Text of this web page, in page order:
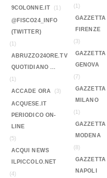
9COLONNE.IT
(1)
@FISCO24_INFO
(TWITTER)
(1)
ABRUZZO24ORE.TV
QUOTIDIANO ...
(1)
ACCADE ORA
(3)
ACQUESE.IT
PERIODICO ON-
LINE
(5)
ACQUI NEWS
ILPICCOLO.NET
(4)
(1)
GAZZETTA
FIRENZE
(3)
GAZZETTA
GENOVA
(7)
GAZZETTA
MILANO
(1)
GAZZETTA
MODENA
(8)
GAZZETTA
NAPOLI